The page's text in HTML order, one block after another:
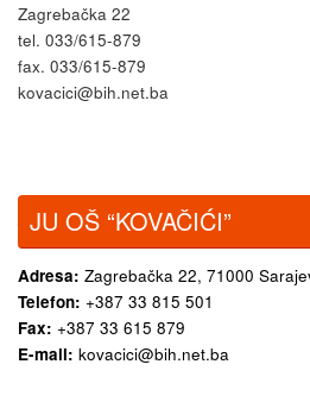
Zagrebačka 22
tel. 033/615-879
fax. 033/615-879
kovacici@bih.net.ba
JU OŠ “KOVAČIĆI”
Adresa: Zagrebačka 22, 71000
Telefon: +387 33 815 501
Fax: +387 33 615 879
E-mail: kovacici@bih.net.ba